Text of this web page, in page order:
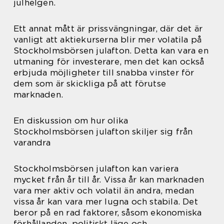
julhelgen.
Ett annat mått är prissvängningar, där det är
vanligt att aktiekurserna blir mer volatila på
Stockholmsbörsen julafton. Detta kan vara en
utmaning för investerare, men det kan också
erbjuda möjligheter till snabba vinster för
dem som är skickliga på att förutse
marknaden.
En diskussion om hur olika
Stockholmsbörsen julafton skiljer sig från
varandra
Stockholmsbörsen julafton kan variera
mycket från år till år. Vissa år kan marknaden
vara mer aktiv och volatil än andra, medan
vissa år kan vara mer lugna och stabila. Det
beror på en rad faktorer, såsom ekonomiska